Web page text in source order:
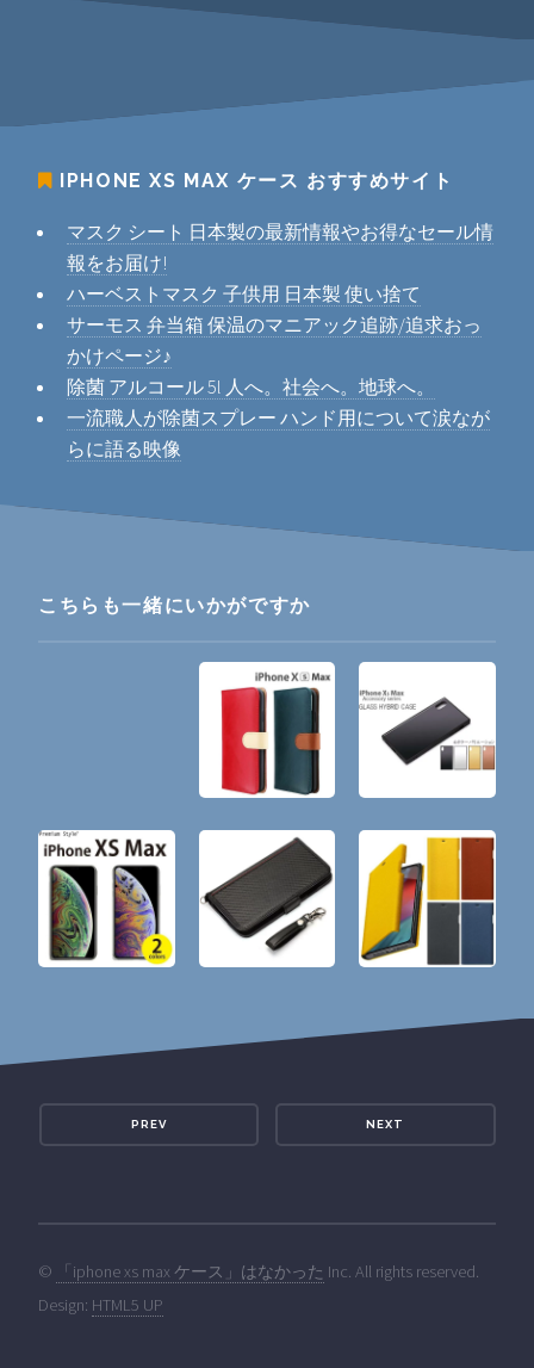
IPHONE XS MAX ケース おすすめサイト
マスク シート 日本製の最新情報やお得なセール情
報をお届け!
ハーベストマスク 子供用 日本製 使い捨て
サーモス 弁当箱 保温のマニアック追跡/追求おっ
かけページ♪
除菌 アルコール 5l 人へ。社会へ。地球へ。
一流職人が除菌スプレー ハンド用について涙なが
らに語る映像
こちらも一緒にいかがですか
PREV NEXT
© 「iphone xs max ケース」はなかった Inc. All rights reserved.
Design: HTML5 UP